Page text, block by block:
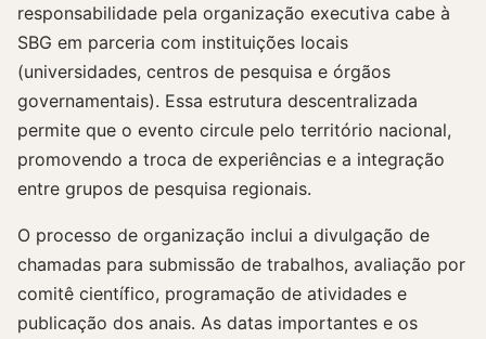
responsabilidade pela organização executiva cabe à
SBG em parceria com instituições locais
(universidades, centros de pesquisa e órgãos
governamentais). Essa estrutura descentralizada
permite que o evento circule pelo território nacional,
promovendo a troca de experiências e a integração
entre grupos de pesquisa regionais.
O processo de organização inclui a divulgação de
chamadas para submissão de trabalhos, avaliação por
comitê científico, programação de atividades e
publicação dos anais. As datas importantes e os